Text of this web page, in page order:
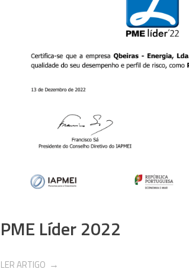
PME Líder 2022
LER ARTIGO